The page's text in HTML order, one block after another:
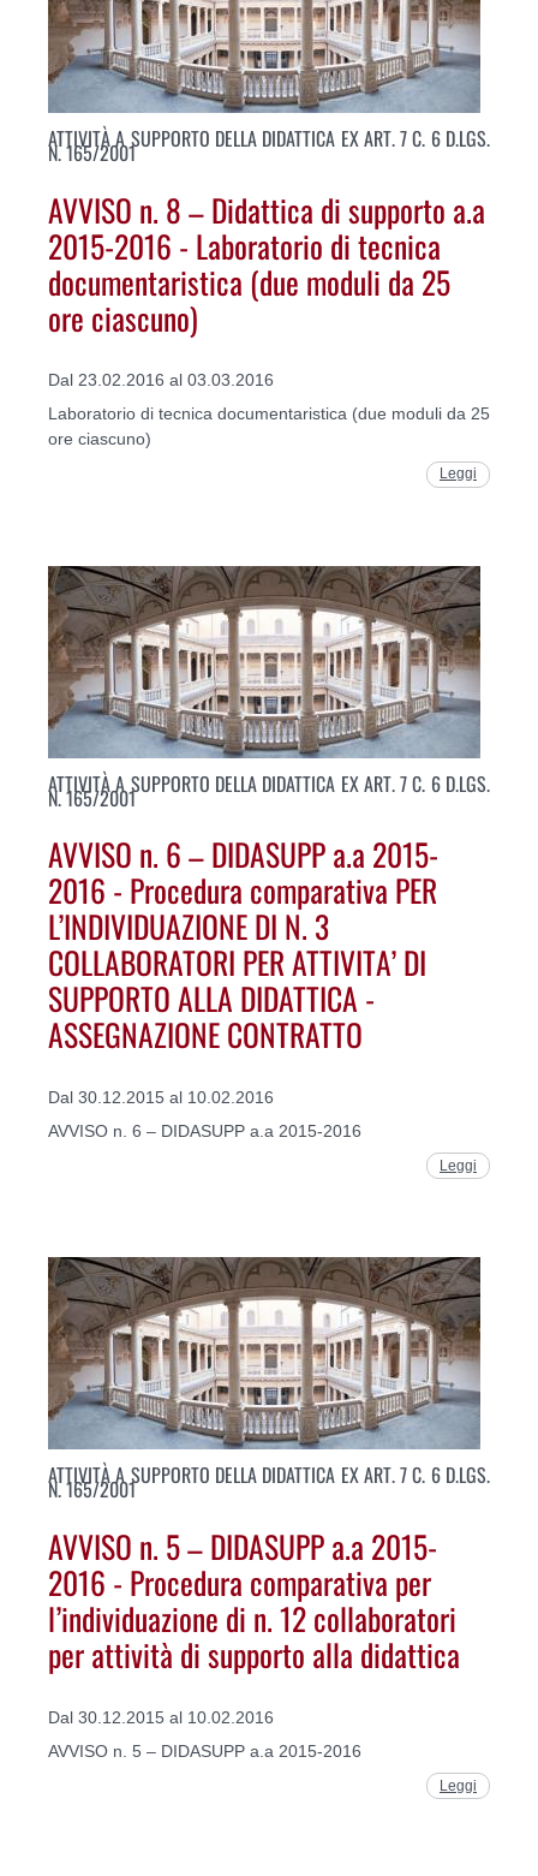
ATTIVITÀ A SUPPORTO DELLA DIDATTICA EX ART. 7 C. 6 D.LGS.
N. 165/2001
AVVISO n. 8 – Didattica di supporto a.a
2015-2016 - Laboratorio di tecnica
documentaristica (due moduli da 25
ore ciascuno)
Dal 23.02.2016 al 03.03.2016
Laboratorio di tecnica documentaristica (due moduli da 25
ore ciascuno)
Leggi
ATTIVITÀ A SUPPORTO DELLA DIDATTICA EX ART. 7 C. 6 D.LGS.
N. 165/2001
AVVISO n. 6 – DIDASUPP a.a 2015-
2016 - Procedura comparativa PER
L’INDIVIDUAZIONE DI N. 3
COLLABORATORI PER ATTIVITA’ DI
SUPPORTO ALLA DIDATTICA -
ASSEGNAZIONE CONTRATTO
Dal 30.12.2015 al 10.02.2016
AVVISO n. 6 – DIDASUPP a.a 2015-2016
Leggi
ATTIVITÀ A SUPPORTO DELLA DIDATTICA EX ART. 7 C. 6 D.LGS.
N. 165/2001
AVVISO n. 5 – DIDASUPP a.a 2015-
2016 - Procedura comparativa per
l’individuazione di n. 12 collaboratori
per attività di supporto alla didattica
Dal 30.12.2015 al 10.02.2016
AVVISO n. 5 – DIDASUPP a.a 2015-2016
Leggi